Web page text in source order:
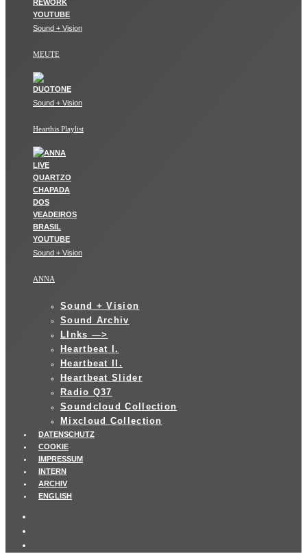
Sound + Vision
MEUTE
Sound + Vision
Hearthis Playlist
Sound + Vision
ANNA
Sound + Vision
Sound Archiv
LInks —>
Heartbeat I.
Heartbeat II.
Heartbeat Slider
Radio Q37
Soundcloud Collection
Mixcloud Collection
DATENSCHUTZ
COOKIE
IMPRESSUM
INTERN
ARCHIV
ENGLISH